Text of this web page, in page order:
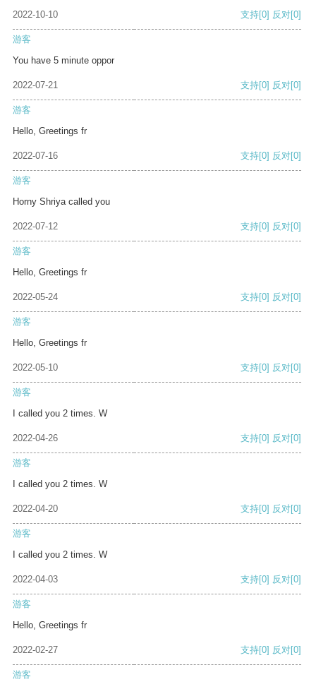
2022-10-10 支持[0] 反对[0]
游客
You have 5 minute oppor
2022-07-21 支持[0] 反对[0]
游客
Hello, Greetings fr
2022-07-16 支持[0] 反对[0]
游客
Horny Shriya called you
2022-07-12 支持[0] 反对[0]
游客
Hello, Greetings fr
2022-05-24 支持[0] 反对[0]
游客
Hello, Greetings fr
2022-05-10 支持[0] 反对[0]
游客
I called you 2 times. W
2022-04-26 支持[0] 反对[0]
游客
I called you 2 times. W
2022-04-20 支持[0] 反对[0]
游客
I called you 2 times. W
2022-04-03 支持[0] 反对[0]
游客
Hello, Greetings fr
2022-02-27 支持[0] 反对[0]
游客